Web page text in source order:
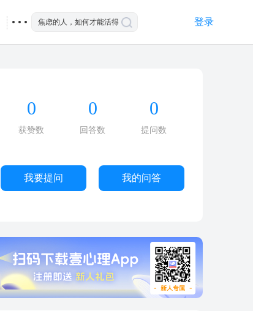
登录
0
获赞数
0
回答数
0
提问数
我要提问 我的问答